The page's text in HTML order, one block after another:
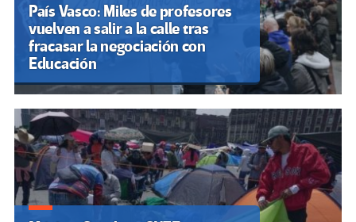
País Vasco: Miles de profesores
vuelven a salir a la calle tras
fracasar la negociación con
Educación